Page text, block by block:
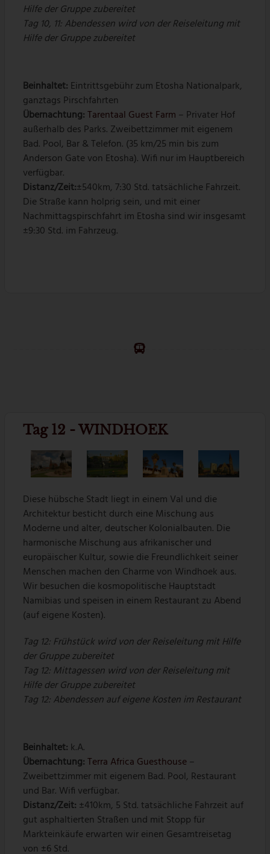
Hilfe der Gruppe zubereitet
Tag 10, 11: Abendessen wird von der Reiseleitung mit
Hilfe der Gruppe zubereitet
Beinhaltet: Eintrittsgebühr zum Etosha Nationalpark,
ganztags Pirschfahrten
Übernachtung:Tarentaal Guest Farm – Privater Hof
außerhalb des Parks. Zweibettzimmer mit eigenem
Bad. Pool, Bar & Telefon. (35 km/25 min bis zum
Anderson Gate von Etosha). Wifi nur im Hauptbereich
verfügbar.
Distanz/Zeit:±540km, 7:30 Std. tatsächliche Fahrzeit.
Die Straße kann holprig sein, und mit einer
Nachmittagspirschfahrt im Etosha sind wir insgesamt
±9:30 Std. im Fahrzeug.
Tag 12 - WINDHOEK
Diese hübsche Stadt liegt in einem Val und die
Architektur besticht durch eine Mischung aus
Moderne und alter, deutscher Kolonialbauten. Die
harmonische Mischung aus afrikanischer und
europäischer Kultur, sowie die Freundlichkeit seiner
Menschen machen den Charme von Windhoek aus.
Wir besuchen die kosmopolitische Hauptstadt
Namibias und speisen in einem Restaurant zu Abend
(auf eigene Kosten).
Tag 12: Frühstück wird von der Reiseleitung mit Hilfe
der Gruppe zubereitet
Tag 12: Mittagessen wird von der Reiseleitung mit
Hilfe der Gruppe zubereitet
Tag 12: Abendessen auf eigene Kosten im Restaurant
Beinhaltet: k.A.
Übernachtung:Terra Africa Guesthouse–
Zweibettzimmermit eigenem Bad. Pool, Restaurant
und Bar. Wifi verfügbar.
Distanz/Zeit: ±410km, 5 Std. tatsächliche Fahrzeit auf
gut asphaltierten Straßen und mit Stopp für
Markteinkäufe erwarten wir einen Gesamtreisetag
von ±6 Std.